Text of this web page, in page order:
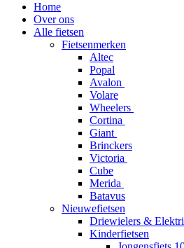
Home
Over ons
Alle fietsen
Fietsenmerken
Altec
Popal
Avalon
Volare
Wheelers
Cortina
Giant
Brinckers
Victoria
Cube
Merida
Batavus
Nieuwefietsen
Driewielers &
Kinderfietsen